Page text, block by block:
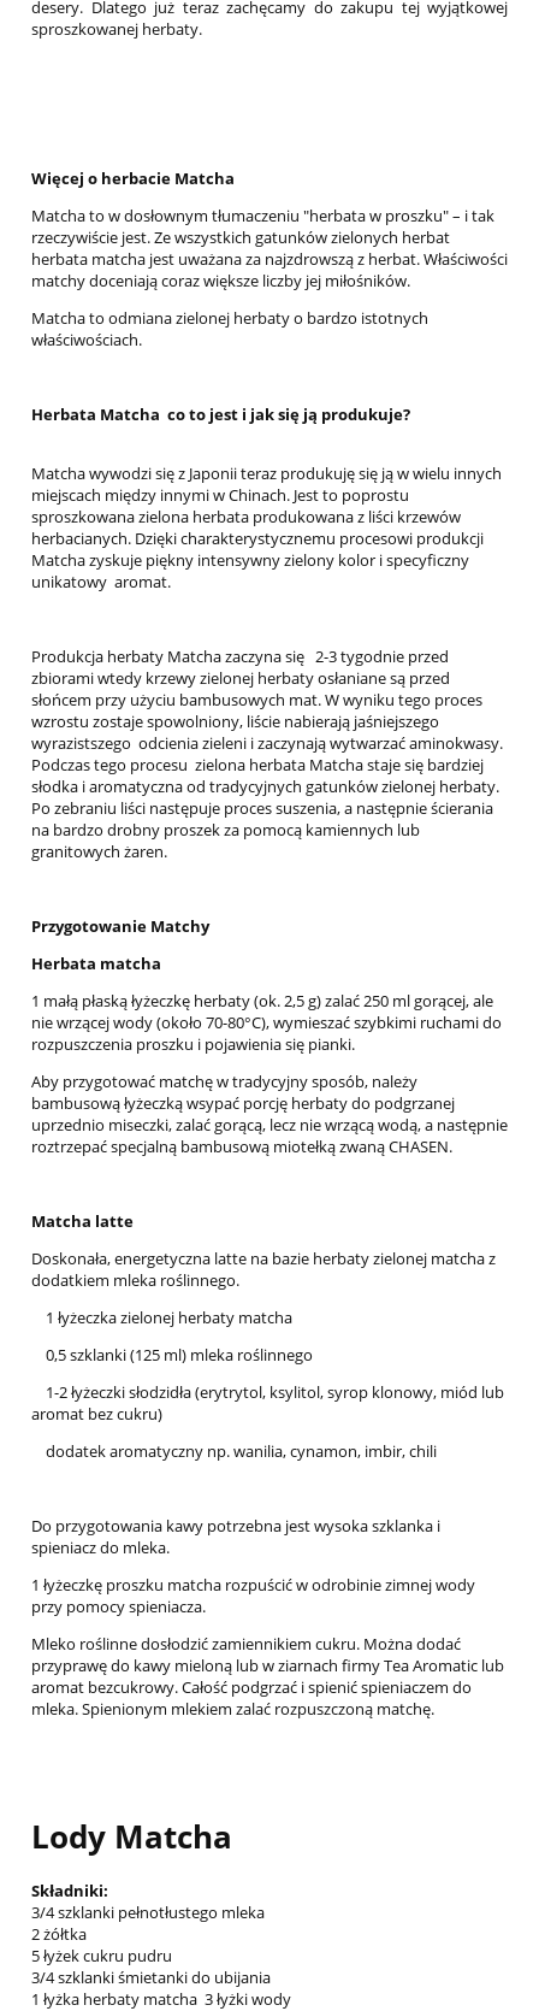
desery. Dlatego już teraz zachęcamy do zakupu tej wyjątkowej
sproszkowanej herbaty.
Więcej o herbacie Matcha
Matcha to w dosłownym tłumaczeniu "herbata w proszku" – i tak
rzeczywiście jest. Ze wszystkich gatunków zielonych herbat
herbata matcha jest uważana za najzdrowszą z herbat. Właściwości
matchy doceniają coraz większe liczby jej miłośników.
Matcha to odmiana zielonej herbaty o bardzo istotnych
właściwościach.
Herbata Matcha co to jest i jak się ją produkuje?
Matcha wywodzi się z Japonii teraz produkuję się ją w wielu innych
miejscach między innymi w Chinach. Jest to poprostu
sproszkowana zielona herbata produkowana z liści krzewów
herbacianych. Dzięki charakterystycznemu procesowi produkcji
Matcha zyskuje piękny intensywny zielony kolor i specyficzny
unikatowy aromat.
Produkcja herbaty Matcha zaczyna się 2-3 tygodnie przed
zbiorami wtedy krzewy zielonej herbaty osłaniane są przed
słońcem przy użyciu bambusowych mat. W wyniku tego proces
wzrostu zostaje spowolniony, liście nabierają jaśniejszego
wyrazistszego odcienia zieleni i zaczynają wytwarzać aminokwasy.
Podczas tego procesu zielona herbata Matcha staje się bardziej
słodka i aromatyczna od tradycyjnych gatunków zielonej herbaty.
Po zebraniu liści następuje proces suszenia, a następnie ścierania
na bardzo drobny proszek za pomocą kamiennych lub
granitowych żaren.
Przygotowanie Matchy
Herbata matcha
1 małą płaską łyżeczkę herbaty (ok. 2,5 g) zalać 250 ml gorącej, ale
nie wrzącej wody (około 70-80°C), wymieszać szybkimi ruchami do
rozpuszczenia proszku i pojawienia się pianki.
Aby przygotować matchę w tradycyjny sposób, należy
bambusową łyżeczką wsypać porcję herbaty do podgrzanej
uprzednio miseczki, zalać gorącą, lecz nie wrzącą wodą, a następnie
roztrzepać specjalną bambusową miotełką zwaną CHASEN.
Matcha latte
Doskonała, energetyczna latte na bazie herbaty zielonej matcha z
dodatkiem mleka roślinnego.
1 łyżeczka zielonej herbaty matcha
0,5 szklanki (125 ml) mleka roślinnego
1-2 łyżeczki słodzidła (erytrytol, ksylitol, syrop klonowy, miód lub
aromat bez cukru)
dodatek aromatyczny np. wanilia, cynamon, imbir, chili
Do przygotowania kawy potrzebna jest wysoka szklanka i
spieniacz do mleka.
1 łyżeczkę proszku matcha rozpuścić w odrobinie zimnej wody
przy pomocy spieniacza.
Mleko roślinne dosłodzić zamiennikiem cukru. Można dodać
przyprawę do kawy mieloną lub w ziarnach firmy Tea Aromatic lub
aromat bezcukrowy. Całość podgrzać i spienić spieniaczem do
mleka. Spienionym mlekiem zalać rozpuszczoną matchę.
Lody Matcha
Składniki:
3/4 szklanki pełnotłustego mleka
2 żółtka
5 łyżek cukru pudru
3/4 szklanki śmietanki do ubijania
1 łyżka herbaty matcha 3łyżki wody